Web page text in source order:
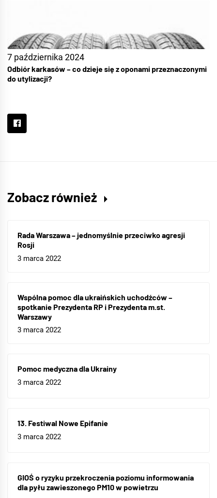
7 października 2024
Odbiór karkasów – co dzieje się z oponami przeznaczonymi
do utylizacji?
Zobacz również
Rada Warszawa – jednomyślnie przeciwko agresji
Rosji
3 marca 2022
Wspólna pomoc dla ukraińskich uchodźców –
spotkanie Prezydenta RP i Prezydenta m.st.
Warszawy
3 marca 2022
Pomoc medyczna dla Ukrainy
3 marca 2022
13. Festiwal Nowe Epifanie
3 marca 2022
GIOŚ o ryzyku przekroczenia poziomu informowania
dla pyłu zawieszonego PM10 w powietrzu